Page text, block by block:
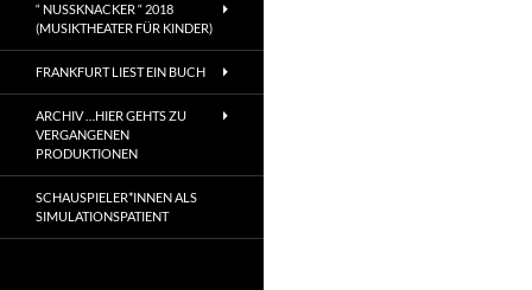
“ NUSSKNACKER “ 2018
(MUSIKTHEATER FÜR KINDER)
FRANKFURT LIEST EIN BUCH
ARCHIV …HIER GEHTS ZU
VERGANGENEN
PRODUKTIONEN
SCHAUSPIELER*INNEN ALS
SIMULATIONSPATIENT